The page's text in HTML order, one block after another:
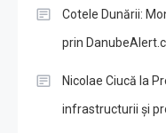
Cotele Dunării:
prin
Nicolae Ciucă la
infrastructurii și